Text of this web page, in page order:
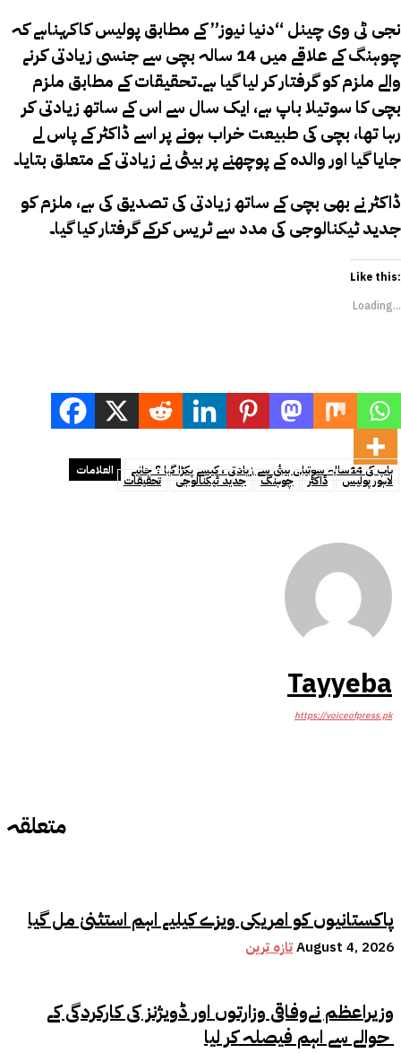
متعلقہ
پاکستانیوں کو امریکی ویزے کیلیے اہم استثنیٰ مل گیا
تازہ ترینAugust 4, 2026
وزیراعظم نےوفاقی وزارتوں اور ڈویژنز کی کارکردگی کے
نجی ٹی وی چینل “دنیا نیوز” کے مطابق پولیس کاکہناہے کہ
چوہنگ کے علاقے میں 14 سالہ بچی سے جنسی زیادتی کرنے
والے ملزم کو گرفتار کر لیا گیا ہے۔تحقیقات کے مطابق ملزم
بچی کا سوتیلا باپ ہے، ایک سال سے اس کے ساتھ زیادتی کر
رہا تھا، بچی کی طبیعت خراب ہونے پر اسے ڈاکٹر کے پاس لے
جایا گیا اور والدہ کے پوچھنے پر بیٹی نے زیادتی کے متعلق بتایا۔
ڈاکٹر نے بھی بچی کے ساتھ زیادتی کی تصدیق کی ہے، ملزم کو
جدید ٹیکنالوجی کی مدد سے ٹریس کرکے گرفتار کیا گیا۔
Like this:
Loading...
العلامات باپ کی 14سالہ سوتیلی بیٹی سے زیادتی ، کیسے پکڑا گیا ؟ جانیے
تحقیقات جدید ٹیکنالوجی چوہنگ ڈاکٹر لاہور پولیس
Tayyeba
https://voiceofpress.pk